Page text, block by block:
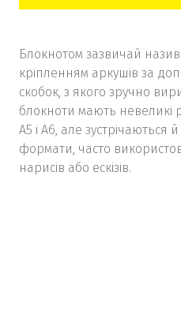
Блокнотом зазвичай
кріпленням аркушів за
скобок, з якого зручно
блокноти мають невеликі
А5 і А6, але зустрічаються
формати, часто
нарисів або ескізів.